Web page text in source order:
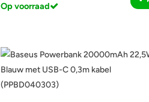
Op voorraad